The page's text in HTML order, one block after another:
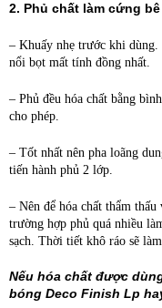
2. Phủ chất làm cứng
– Khuấy nhẹ trước khi dùng.
nổi bọt mất tính đồng nhất.
– Phủ đều hóa chất bằng
cho phép.
– Tốt nhất nên pha loãng
tiến hành phủ 2 lớp.
– Nên để hóa chất thẩm
trường hợp phủ quá nhiều
sạch. Thời tiết khô ráo sẽ
Nếu hóa chất được
bóng Deco Finish Lp